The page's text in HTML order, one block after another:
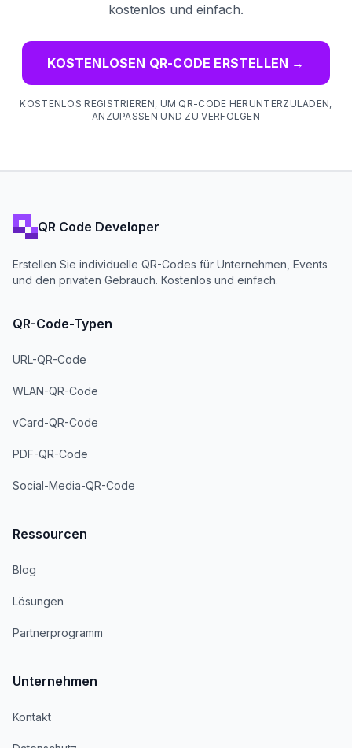
kostenlos und einfach.
KOSTENLOSEN QR-CODE ERSTELLEN →
KOSTENLOS REGISTRIEREN, UM QR-CODE HERUNTERZULADEN,
ANZUPASSEN UND ZU VERFOLGEN
QR Code Developer
Erstellen Sie individuelle QR-Codes für Unternehmen, Events
und den privaten Gebrauch. Kostenlos und einfach.
QR-Code-Typen
URL-QR-Code
WLAN-QR-Code
vCard-QR-Code
PDF-QR-Code
Social-Media-QR-Code
Ressourcen
Blog
Lösungen
Partnerprogramm
Unternehmen
Kontakt